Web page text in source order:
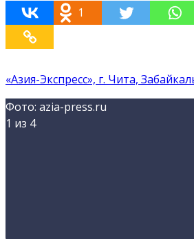
1
«Азия-Экспресс», г. Чита,
Фото: azia-press.ru
1 из 4